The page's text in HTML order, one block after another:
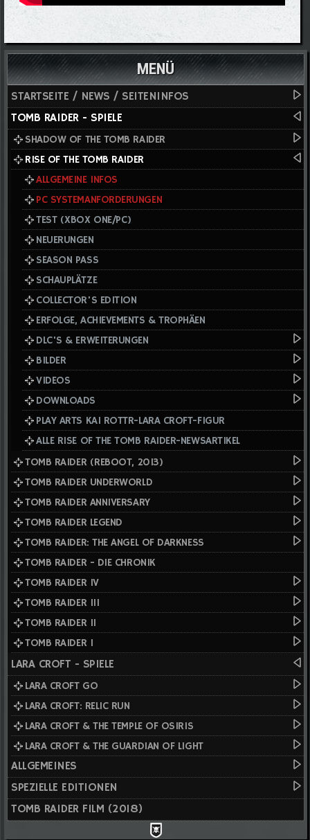
MENÜ
STARTSEITE / NEWS / SEITENINFOS
TOMB RAIDER - SPIELE
SHADOW OF THE TOMB RAIDER
RISE OF THE TOMB RAIDER
ALLGEMEINE INFOS
PC SYSTEMANFORDERUNGEN
TEST (XBOX ONE/PC)
NEUERUNGEN
SEASON PASS
SCHAUPLÄTZE
COLLECTOR'S EDITION
ERFOLGE, ACHIEVEMENTS & TROPHÄEN
DLC'S & ERWEITERUNGEN
BILDER
VIDEOS
DOWNLOADS
PLAY ARTS KAI ROTTR-LARA CROFT-FIGUR
ALLE RISE OF THE TOMB RAIDER-NEWSARTIKEL
TOMB RAIDER (REBOOT, 2013)
TOMB RAIDER UNDERWORLD
TOMB RAIDER ANNIVERSARY
TOMB RAIDER LEGEND
TOMB RAIDER: THE ANGEL OF DARKNESS
TOMB RAIDER - DIE CHRONIK
TOMB RAIDER IV
TOMB RAIDER III
TOMB RAIDER II
TOMB RAIDER I
LARA CROFT - SPIELE
LARA CROFT GO
LARA CROFT: RELIC RUN
LARA CROFT & THE TEMPLE OF OSIRIS
LARA CROFT & THE GUARDIAN OF LIGHT
ALLGEMEINES
SPEZIELLE EDITIONEN
TOMB RAIDER FILM (2018)